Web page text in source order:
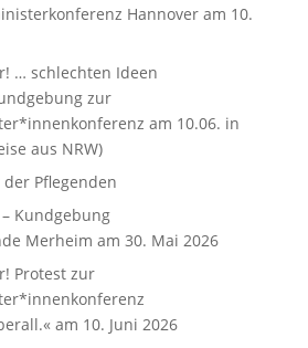
Hannover am 10.
… schlechten Ideen
zur
am 10.06. in
aus NRW)
der Pflegenden
Kundgebung
Merheim am 30. Mai 2026
Protest zur
am 10. Juni 2026